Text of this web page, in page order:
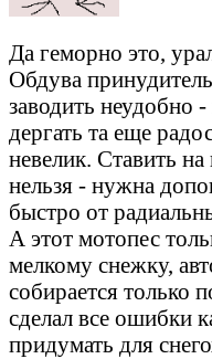
Да геморно это,
Обдува
заводить неудобно
дергать та еще
невелик. Ставить
нельзя - нужна
быстро от
А этот мотопес
мелкому снежку,
собирается только
сделал все ошибки
придумать для